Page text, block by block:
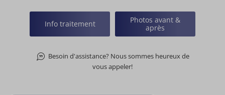
Info traitement
Photos avant &
après
Besoin d'assistance? Nous sommes heureux de
vous appeler!